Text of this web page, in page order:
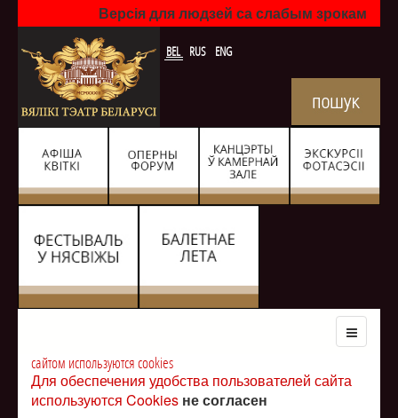
Версія для людзей са слабым зрокам
BEL RUS ENG
сайтом используются cookies
Для обеспечения удобства пользователей сайта
используются Cookies не согласен